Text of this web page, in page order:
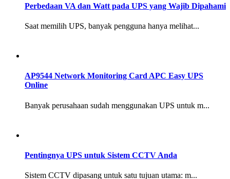
Perbedaan VA dan Watt pada UPS yang Wajib Dipahami
Saat memilih UPS, banyak pengguna hanya melihat...
AP9544 Network Monitoring Card APC Easy UPS
Online
Banyak perusahaan sudah menggunakan UPS untuk m...
Pentingnya UPS untuk Sistem CCTV Anda
Sistem CCTV dipasang untuk satu tujuan utama: m...